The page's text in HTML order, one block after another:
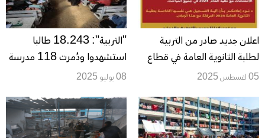
اعلان جديد صادر من التربية
لطلبة الثانوية العامة في قطاع
غزة
05 اغسطس 2025
"التربية": 18.243 طالبا
استشهدوا ودُمرت 118 مدرسة
و60 مبنى تابعا للجامعات منذ
08 يوليو 2025